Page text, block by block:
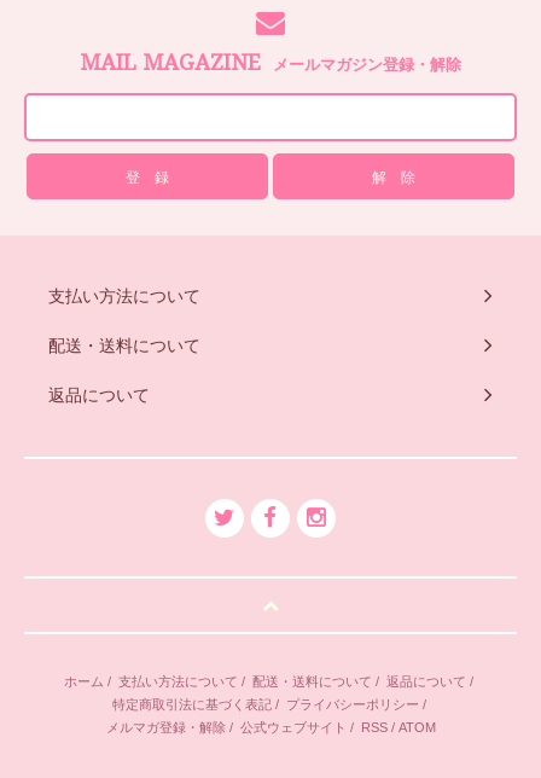
MAIL MAGAZINE メールマガジン登録・解除
支払い方法について
配送・送料について
返品について
ホーム / 支払い方法について / 配送・送料について / 返品について /
特定商取引法に基づく表記/ プライバシーポリシー /
メルマガ登録・解除/ 公式ウェブサイト / RSS/ ATOM